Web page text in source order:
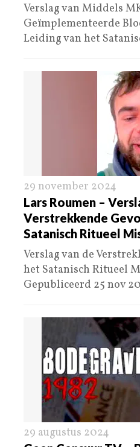
Verslag van Middels
Geïmplementeerde
Leiding van het
29 november 2024
Lars Roumen –
Verstrekkende
Satanisch Ritueel
Verslag van de
het Satanisch Ritueel
Gepubliceerd 25 nov
29 augustus 2024